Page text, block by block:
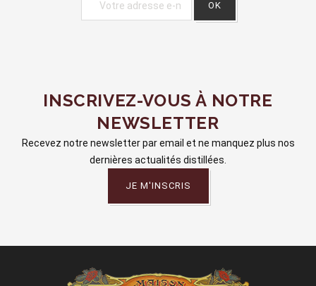
INSCRIVEZ-VOUS À NOTRE
NEWSLETTER
Recevez notre newsletter par email et ne manquez plus nos
dernières actualités distillées.
JE M'INSCRIS